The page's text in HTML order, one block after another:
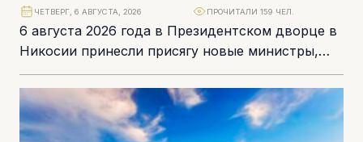
6 августа 2026 года в Президентском дворце в
Никосии принесли присягу новые министры,
руководители подминистерств и
правительственные комиссары. Частичная
перестановка...
ЧЕТВЕРГ, 6 АВГУСТА, 2026 ПРОЧИТАЛИ 159 ЧЕЛ.